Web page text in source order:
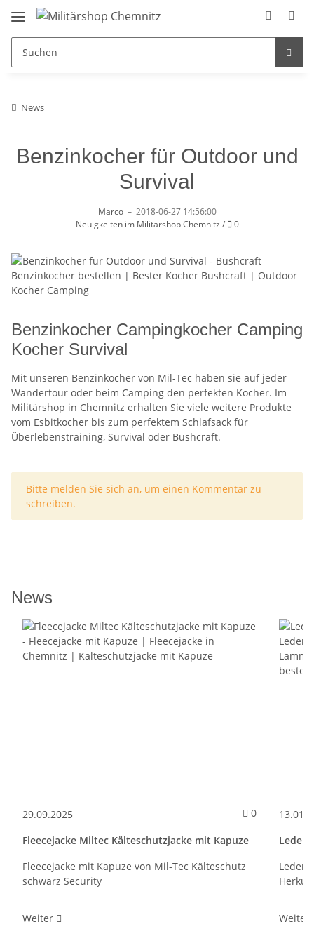
News
Benzinkocher für Outdoor und
Survival
Marco– 2018-06-27 14:56:00
Neuigkeiten im Militärshop Chemnitz / Kommentare
0
Benzinkocher Campingkocher Camping
Kocher Survival
Mit unseren Benzinkocher von Mil-Tec haben sie auf jeder
Wandertour oder beim Camping den perfekten Kocher. Im
Militärshop in Chemnitz erhalten Sie viele weitere Produkte
vom Esbitkocher bis zum perfektem Schlafsack für
Überlebenstraining, Survival oder Bushcraft.
x
Bitte melden Sie sich an, um einen Kommentar zu
schreiben.
News
29.09.2025 Kommentare
0
Fleecejacke Miltec Kälteschutzjacke mit Kapuze
Fleecejacke mit Kapuze von Mil-Tec Kälteschutz
schwarz Security
Weiter Weiter